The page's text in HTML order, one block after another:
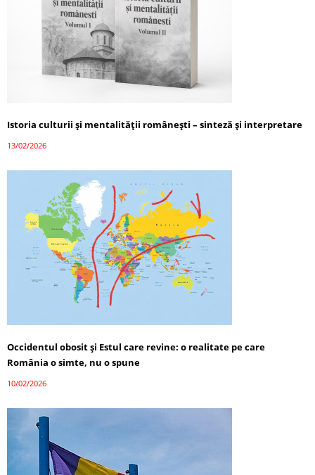
Istoria culturii și mentalității românești – sinteză și interpretare
13/02/2026
Occidentul obosit și Estul care revine: o realitate pe care
România o simte, nu o spune
10/02/2026